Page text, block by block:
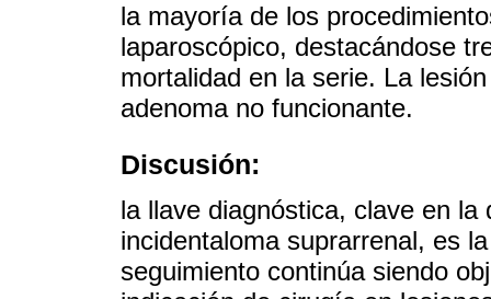
la mayoría de los
laparoscópico, destacándose
mortalidad en la serie. La
adenoma no funcionante.
Discusión:
la llave diagnóstica, clave en
incidentaloma suprarrenal, es
seguimiento continúa siendo